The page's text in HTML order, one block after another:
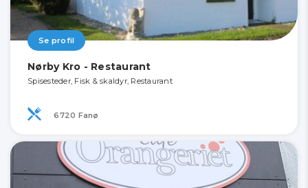
Se profil
Nørby Kro - Restaurant
Spisesteder, Fisk & skaldyr, Restaurant
6720 Fanø